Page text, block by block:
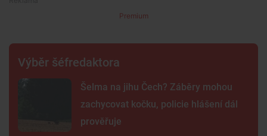
Premium
Výběr šéfredaktora
Šelma na jihu Čech? Záběry mohou
zachycovat kočku, policie hlášení dál
prověřuje